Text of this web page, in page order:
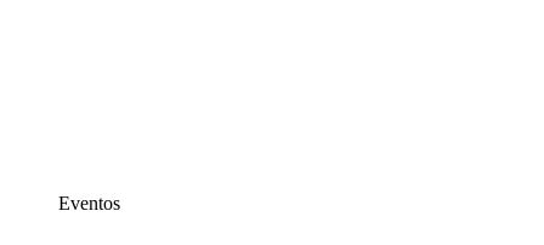
Eventos